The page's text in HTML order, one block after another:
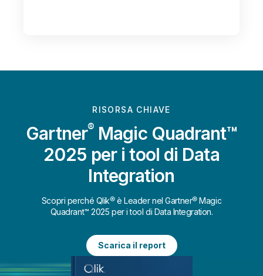
RISORSA CHIAVE
Gartner® Magic Quadrant™
2025 per i tool di Data
Integration
Scopri perché Qlik® è Leader nel Gartner® Magic
Quadrant™ 2025 per i tool di Data Integration.
Scarica il report